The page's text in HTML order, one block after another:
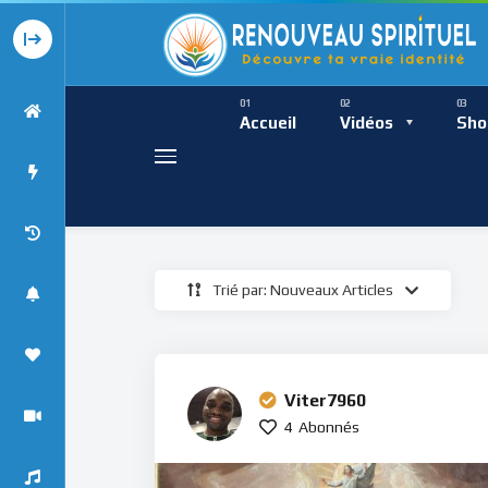
Accueil Vidéos
Présence
Présence
Trié par: Nouveaux Articles
Viter7960
4 Abonnés